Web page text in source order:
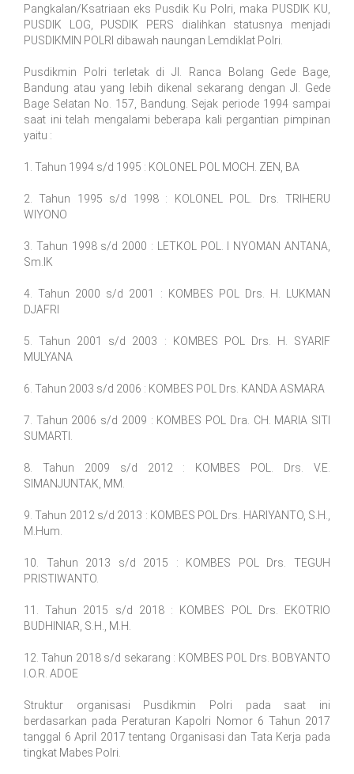
Pangkalan/Ksatriaan eks Pusdik Ku Polri, maka PUSDIK KU,
PUSDIK LOG, PUSDIK PERS dialihkan statusnya menjadi
PUSDIKMIN POLRI dibawah naungan Lemdiklat Polri.
Pusdikmin Polri terletak di Jl. Ranca Bolang Gede Bage,
Bandung atau yang lebih dikenal sekarang dengan Jl. Gede
Bage Selatan No. 157, Bandung. Sejak periode 1994 sampai
saat ini telah mengalami beberapa kali pergantian pimpinan
yaitu :
1. Tahun 1994 s/d 1995 : KOLONEL POL MOCH. ZEN, BA
2. Tahun 1995 s/d 1998 : KOLONEL POL. Drs. TRIHERU
WIYONO
3. Tahun 1998 s/d 2000 : LETKOL POL. I NYOMAN ANTANA,
Sm.IK
4. Tahun 2000 s/d 2001 : KOMBES POL Drs. H. LUKMAN
DJAFRI
5. Tahun 2001 s/d 2003 : KOMBES POL Drs. H. SYARIF
MULYANA
6. Tahun 2003 s/d 2006 : KOMBES POL Drs. KANDA ASMARA
7. Tahun 2006 s/d 2009 : KOMBES POL Dra. CH. MARIA SITI
SUMARTI.
8. Tahun 2009 s/d 2012 : KOMBES POL. Drs. V.E.
SIMANJUNTAK, MM.
9. Tahun 2012 s/d 2013 : KOMBES POL Drs. HARIYANTO, S.H.,
M.Hum.
10. Tahun 2013 s/d 2015 : KOMBES POL Drs. TEGUH
PRISTIWANTO.
11. Tahun 2015 s/d 2018 : KOMBES POL Drs. EKOTRIO
BUDHINIAR, S.H., M.H.
12. Tahun 2018 s/d sekarang : KOMBES POL Drs. BOBYANTO
I.O.R. ADOE
Struktur organisasi Pusdikmin Polri pada saat ini
berdasarkan pada Peraturan Kapolri Nomor 6 Tahun 2017
tanggal 6 April 2017 tentang Organisasi dan Tata Kerja pada
tingkat Mabes Polri.